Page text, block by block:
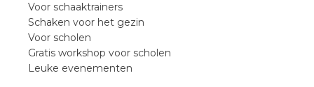
Voor schaaktrainers
Schaken voor het gezin
Voor scholen
Gratis workshop voor scholen
Leuke evenementen